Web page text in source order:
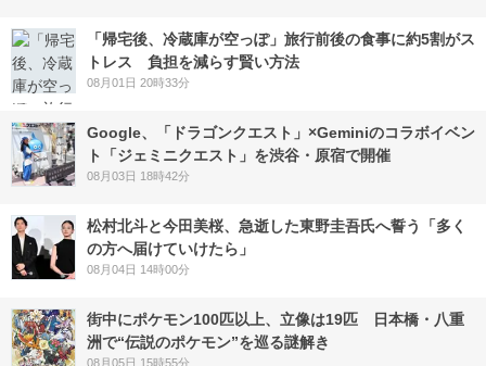
「帰宅後、冷蔵庫が空っぽ」旅行前後の食事に約5割がス
トレス 負担を減らす賢い方法
08月01日 20時33分
Google、「ドラゴンクエスト」×Geminiのコラボイベン
ト「ジェミニクエスト」を渋谷・原宿で開催
08月03日 18時42分
松村北斗と今田美桜、急逝した東野圭吾氏へ誓う「多く
の方へ届けていけたら」
08月04日 14時00分
街中にポケモン100匹以上、立像は19匹 日本橋・八重
洲で“伝説のポケモン”を巡る謎解き
08月05日 15時55分